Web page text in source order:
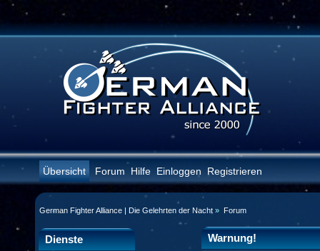
Übersicht Forum Hilfe Einloggen Registrieren
German Fighter Alliance | Die Gelehrten der Nacht » Forum
Dienste Warnung!